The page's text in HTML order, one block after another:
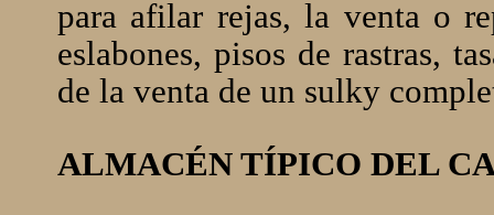
para afilar rejas, la venta o
eslabones, pisos de rastras,
de la venta de un sulky
ALMACÉN TÍPICO DEL